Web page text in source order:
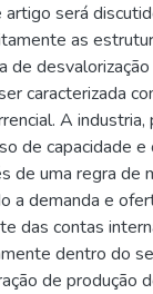
será
as
de
caracterizada
A
de capacidade
de uma regra de
a demanda e
das contas
dentro do
de produção